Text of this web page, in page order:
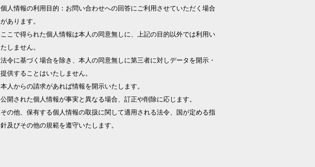
個人情報の利用目的：お問い合わせへの回答にご利用させていただく場合
があります。
ここで得られた個人情報は本人の同意無しに、上記の目的以外では利用い
たしません。
法令に基づく場合を除き、本人の同意無しに第三者に対しデータを開示・
提供することはいたしません。
本人からの請求があれば情報を開示いたします。
公開された個人情報が事実と異なる場合、訂正や削除に応じます。
その他、保有する個人情報の取扱に関して適用される法令、国が定める指
針及びその他の規範を遵守いたします。